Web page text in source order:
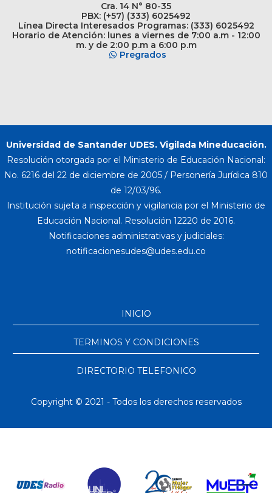
Cra. 14 N° 80-35
PBX: (+57) (333) 6025492
Línea Directa Interesados Programas: (333) 6025492
Horario de Atención: lunes a viernes de 7:00 a.m - 12:00
m. y de 2:00 p.m a 6:00 p.m
Pregrados
Universidad de Santander UDES. Vigilada Mineducación.
Resolución otorgada por el Ministerio de Educación Nacional:
No. 6216 del 22 de diciembre de 2005 / Personería Jurídica 810
de 12/03/96.
Institución sujeta a inspección y vigilancia por el Ministerio de
Educación Nacional. Resolución 12220 de 2016.
Notificaciones administrativas y judiciales:
INICIO
TERMINOS Y CONDICIONES
DIRECTORIO TELEFONICO
Copyright © 2021 - Todos los derechos reservados